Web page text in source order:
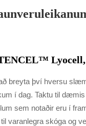
breyta því hversu
í dag. Taktu til
sem notaðir eru í
varanlegra skóga og